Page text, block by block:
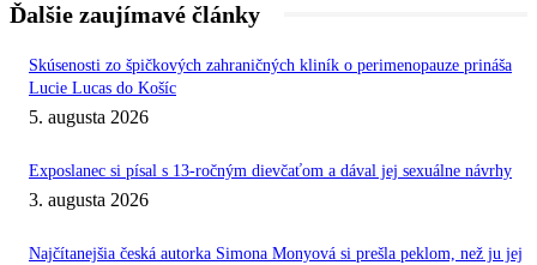
Ďalšie zaujímavé články
Skúsenosti zo špičkových zahraničných kliník o perimenopauze prináša
Lucie Lucas do Košíc
5. augusta 2026
Exposlanec si písal s 13-ročným dievčaťom a dával jej sexuálne návrhy
3. augusta 2026
Najčítanejšia česká autorka Simona Monyová si prešla peklom, než ju jej